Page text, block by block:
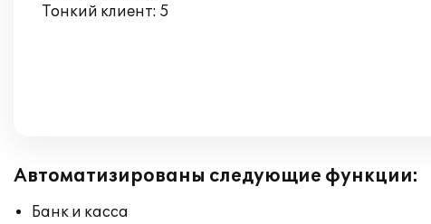
Тонкий клиент: 5
Автоматизированы следующие функции:
Банк и касса